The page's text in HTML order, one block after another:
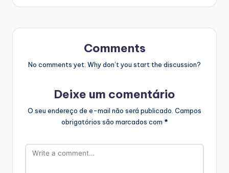
Comments
No comments yet. Why don’t you start the discussion?
Deixe um comentário
O seu endereço de e-mail não será publicado. Campos
obrigatórios são marcados com *